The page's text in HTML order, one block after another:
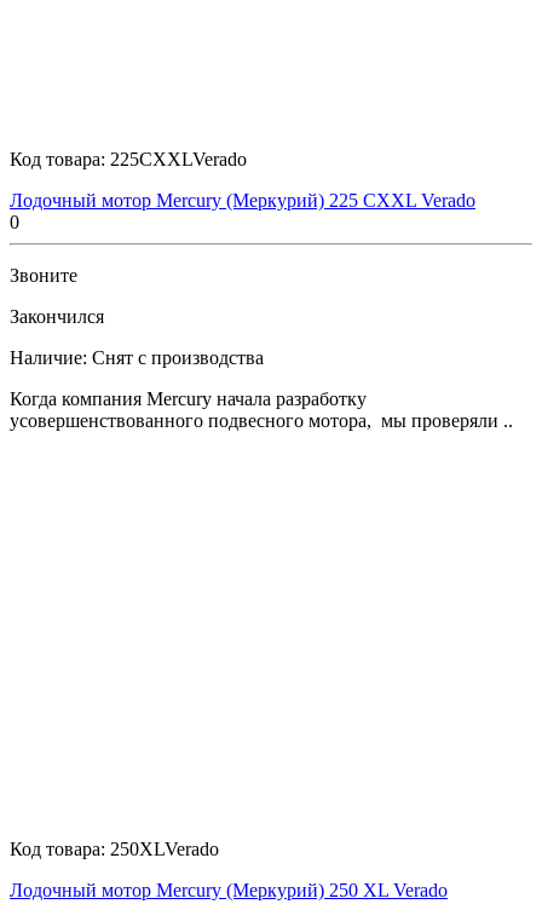
Код товара: 225CXXLVerado
Лодочный мотор Mercury (Меркурий) 225 CXXL Verado
0
Звоните
Закончился
Наличие: Снят с производства
Когда компания Mercury начала разработку
усовершенствованного подвесного мотора, мы проверяли ..
Код товара: 250XLVerado
Лодочный мотор Mercury (Меркурий) 250 XL Verado